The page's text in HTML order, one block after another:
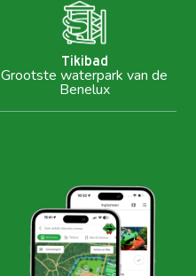
Tikibad
Grootste waterpark van de
Benelux